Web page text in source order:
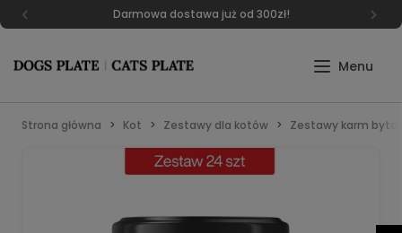
Darmowa dostawa już od 300zł!
Strona główna Kot Zestawy dla kotów Zestawy karm